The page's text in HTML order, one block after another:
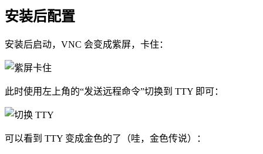
安装后配置
安装后启动，VNC 会变成紫屏，卡住：
此时使用左上角的“发送远程命令”切换到 TTY 即可：
可以看到 TTY 变成金色的了（哇，金色传说）：